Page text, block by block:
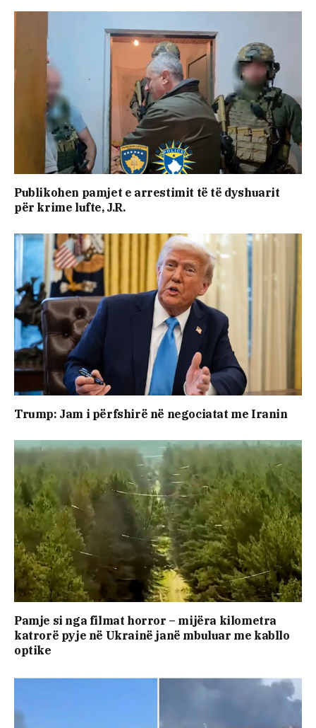
Publikohen pamjet e arrestimit të të dyshuarit
për krime lufte, J.R.
Trump: Jam i përfshirë në negociatat me Iranin
Pamje si nga filmat horror – mijëra kilometra
katrorë pyje në Ukrainë janë mbuluar me kabllo
optike